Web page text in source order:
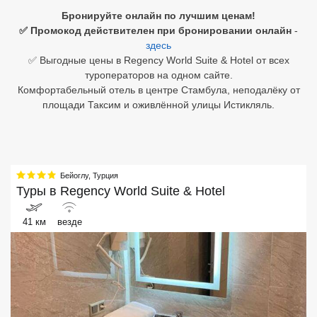
Бронируйте онлайн по лучшим ценам!
✅ Промокод действителен при бронировании онлайн -
здесь
✅ Выгодные цены в Regency World Suite & Hotel от всех
туроператоров на одном сайте.
Комфортабельный отель в центре Стамбула, неподалёку от
площади Таксим и оживлённой улицы Истикляль.
Бейоглу, Турция
Туры в Regency World Suite & Hotel
41 км везде
Египет
Куба
Бали
Северный Гоа
Южный Гоа
Занзибар
Абхазия
Большой Сочи